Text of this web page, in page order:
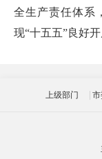
全生产责任体系
现“十五五”良好
上级部门